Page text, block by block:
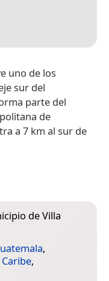
uno de los
sur del
parte del
de
a 7 km al sur de
de Villa
,
,